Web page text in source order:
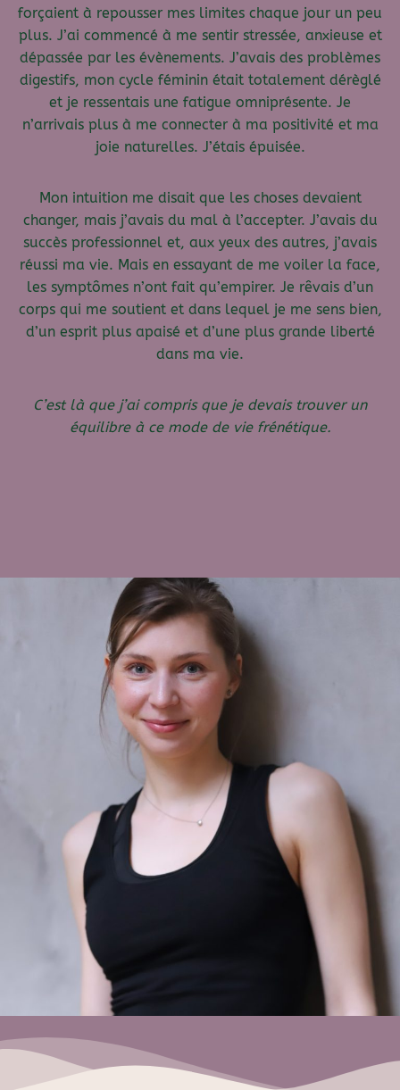
forçaient à repousser mes limites chaque jour un peu
plus. J’ai commencé à me sentir stressée, anxieuse et
dépassée par les évènements. J’avais des problèmes
digestifs, mon cycle féminin était totalement dérèglé
et je ressentais une fatigue omniprésente. Je
n’arrivais plus à me connecter à ma positivité et ma
joie naturelles. J’étais épuisée.
Mon intuition me disait que les choses devaient
changer, mais j’avais du mal à l’accepter. J’avais du
succès professionnel et, aux yeux des autres, j’avais
réussi ma vie. Mais en essayant de me voiler la face,
les symptômes n’ont fait qu’empirer. Je rêvais d’un
corps qui me soutient et dans lequel je me sens bien,
d’un esprit plus apaisé et d’une plus grande liberté
dans ma vie.
C’est là que j’ai compris que je devais trouver un
équilibre à ce mode de vie frénétique.
Schedule a Class
perform postures but in how it positively changes the
way we live our life and our relationships.